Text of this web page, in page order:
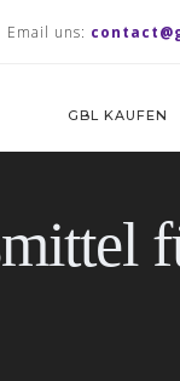
Email uns:
GBL KAUFEN